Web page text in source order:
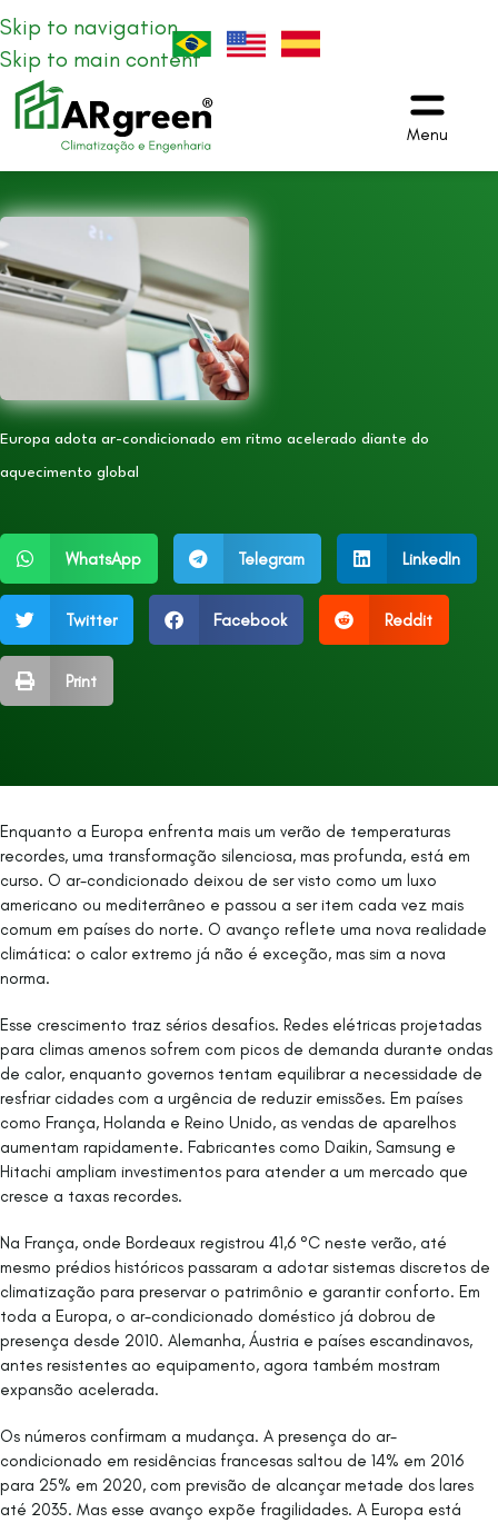
Skip to navigation
Skip to main content
Menu
Europa adota ar-condicionado em ritmo acelerado diante do
aquecimento global
WhatsApp Telegram LinkedIn
Twitter Facebook Reddit
Print
Enquanto a Europa enfrenta mais um verão de temperaturas
recordes, uma transformação silenciosa, mas profunda, está em
curso. O ar-condicionado deixou de ser visto como um luxo
americano ou mediterrâneo e passou a ser item cada vez mais
comum em países do norte. O avanço reflete uma nova realidade
climática: o calor extremo já não é exceção, mas sim a nova
norma.
Esse crescimento traz sérios desafios. Redes elétricas projetadas
para climas amenos sofrem com picos de demanda durante ondas
de calor, enquanto governos tentam equilibrar a necessidade de
resfriar cidades com a urgência de reduzir emissões. Em países
como França, Holanda e Reino Unido, as vendas de aparelhos
aumentam rapidamente. Fabricantes como Daikin, Samsung e
Hitachi ampliam investimentos para atender a um mercado que
cresce a taxas recordes.
Na França, onde Bordeaux registrou 41,6 °C neste verão, até
mesmo prédios históricos passaram a adotar sistemas discretos de
climatização para preservar o patrimônio e garantir conforto. Em
toda a Europa, o ar-condicionado doméstico já dobrou de
presença desde 2010. Alemanha, Áustria e países escandinavos,
antes resistentes ao equipamento, agora também mostram
expansão acelerada.
Os números confirmam a mudança. A presença do ar-
condicionado em residências francesas saltou de 14% em 2016
para 25% em 2020, com previsão de alcançar metade dos lares
até 2035. Mas esse avanço expõe fragilidades. A Europa está